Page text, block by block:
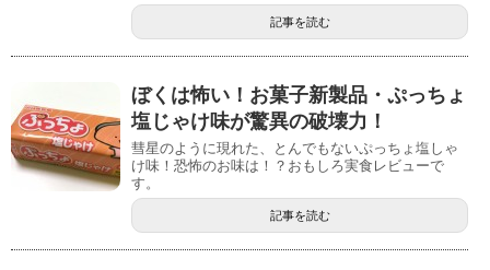
記事を読む
ぼくは怖い！お菓子新製品・ぷっちょ
塩じゃけ味が驚異の破壊力！
彗星のように現れた、とんでもないぷっちょ塩しゃ
け味！恐怖のお味は！？おもしろ実食レビューで
す。
記事を読む